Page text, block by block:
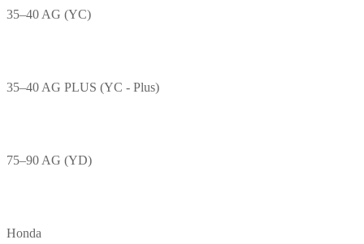
35–40 AG (YC)
35–40 AG PLUS (YC - Plus)
75–90 AG (YD)
Honda